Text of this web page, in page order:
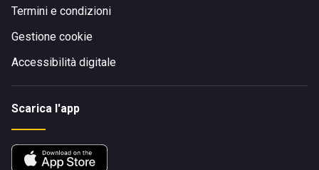
Termini e condizioni
Gestione cookie
Accessibilità digitale
Scarica l'app